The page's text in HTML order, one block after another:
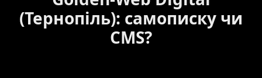
(Тернопіль): самописку чи
CMS?